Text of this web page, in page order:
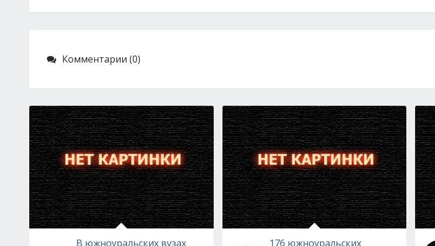
Комментарии (0)
В южноуральских вузах
176 южноуральских